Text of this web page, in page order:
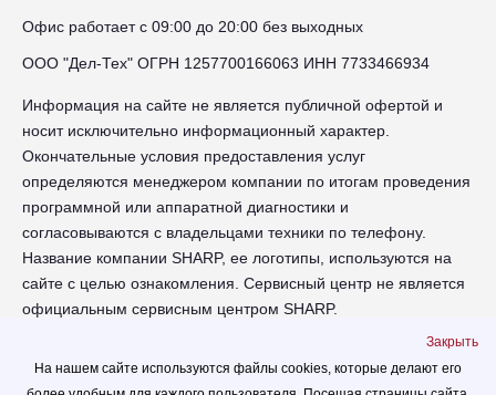
Офис работает с 09:00 до 20:00 без выходных
ООО "Дел-Тех" ОГРН 1257700166063 ИНН 7733466934
Информация на сайте не является публичной офертой и
носит исключительно информационный характер.
Окончательные условия предоставления услуг
определяются менеджером компании по итогам проведения
программной или аппаратной диагностики и
согласовываются с владельцами техники по телефону.
Название компании SHARP, ее логотипы, используются на
сайте с целью ознакомления. Сервисный центр не является
официальным сервисным центром SHARP.
chl-sharp.russupports.com - Сервисный центр SHARP в
Челябинске - сайт сервисного центра RUSSUPPORT по
На нашем сайте используются файлы cookies, которые делают его
Закрыть